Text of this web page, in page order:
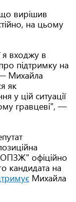
вирішив
на цьому
входжу в
підтримку на
Михайла
як
у цій ситуації
гравцеві", —
офіційно
кандидата на
Михайла